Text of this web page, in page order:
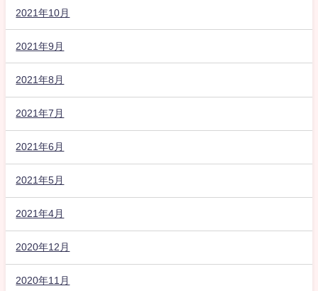
2021年10月
2021年9月
2021年8月
2021年7月
2021年6月
2021年5月
2021年4月
2020年12月
2020年11月